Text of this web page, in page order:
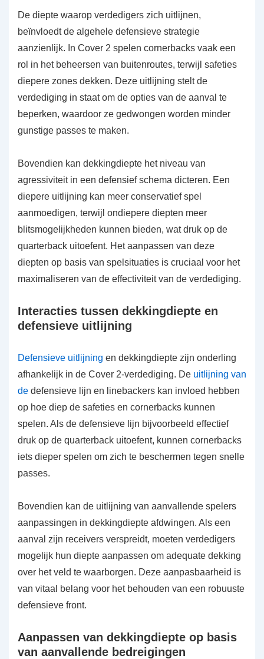
De diepte waarop verdedigers zich uitlijnen,
beïnvloedt de algehele defensieve strategie
aanzienlijk. In Cover 2 spelen cornerbacks vaak een
rol in het beheersen van buitenroutes, terwijl safeties
diepere zones dekken. Deze uitlijning stelt de
verdediging in staat om de opties van de aanval te
beperken, waardoor ze gedwongen worden minder
gunstige passes te maken.
Bovendien kan dekkingdiepte het niveau van
agressiviteit in een defensief schema dicteren. Een
diepere uitlijning kan meer conservatief spel
aanmoedigen, terwijl ondiepere diepten meer
blitsmogelijkheden kunnen bieden, wat druk op de
quarterback uitoefent. Het aanpassen van deze
diepten op basis van spelsituaties is cruciaal voor het
maximaliseren van de effectiviteit van de verdediging.
Interacties tussen dekkingdiepte en
defensieve uitlijning
Defensieve uitlijning en dekkingdiepte zijn onderling
afhankelijk in de Cover 2-verdediging. De uitlijning van
de defensieve lijn en linebackers kan invloed hebben
op hoe diep de safeties en cornerbacks kunnen
spelen. Als de defensieve lijn bijvoorbeeld effectief
druk op de quarterback uitoefent, kunnen cornerbacks
iets dieper spelen om zich te beschermen tegen snelle
passes.
Bovendien kan de uitlijning van aanvallende spelers
aanpassingen in dekkingdiepte afdwingen. Als een
aanval zijn receivers verspreidt, moeten verdedigers
mogelijk hun diepte aanpassen om adequate dekking
over het veld te waarborgen. Deze aanpasbaarheid is
van vitaal belang voor het behouden van een robuuste
defensieve front.
Aanpassen van dekkingdiepte op basis
van aanvallende bedreigingen